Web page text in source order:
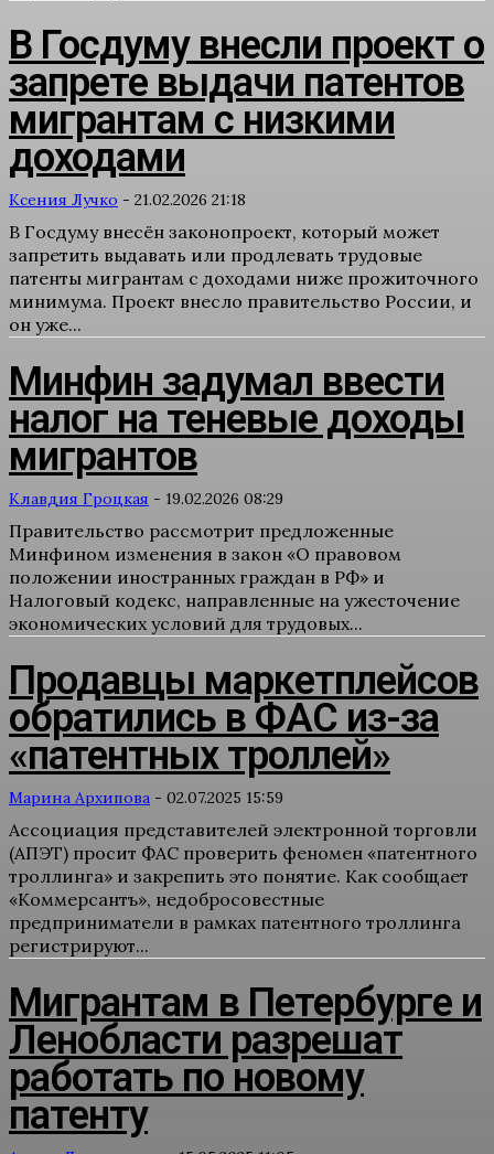
В Госдуму внесли проект о
запрете выдачи патентов
мигрантам с низкими
доходами
Ксения Лучко - 21.02.2026 21:18
В Госдуму внесён законопроект, который может
запретить выдавать или продлевать трудовые
патенты мигрантам с доходами ниже прожиточного
минимума. Проект внесло правительство России, и
он уже...
Минфин задумал ввести
налог на теневые доходы
мигрантов
Клавдия Гроцкая - 19.02.2026 08:29
Правительство рассмотрит предложенные
Минфином изменения в закон «О правовом
положении иностранных граждан в РФ» и
Налоговый кодекс, направленные на ужесточение
экономических условий для трудовых...
Продавцы маркетплейсов
обратились в ФАС из-за
«патентных троллей»
Марина Архипова - 02.07.2025 15:59
Ассоциация представителей электронной торговли
(АПЭТ) просит ФАС проверить феномен «патентного
троллинга» и закрепить это понятие. Как сообщает
«Коммерсантъ», недобросовестные
предприниматели в рамках патентного троллинга
регистрируют...
Мигрантам в Петербурге и
Ленобласти разрешат
работать по новому
патенту